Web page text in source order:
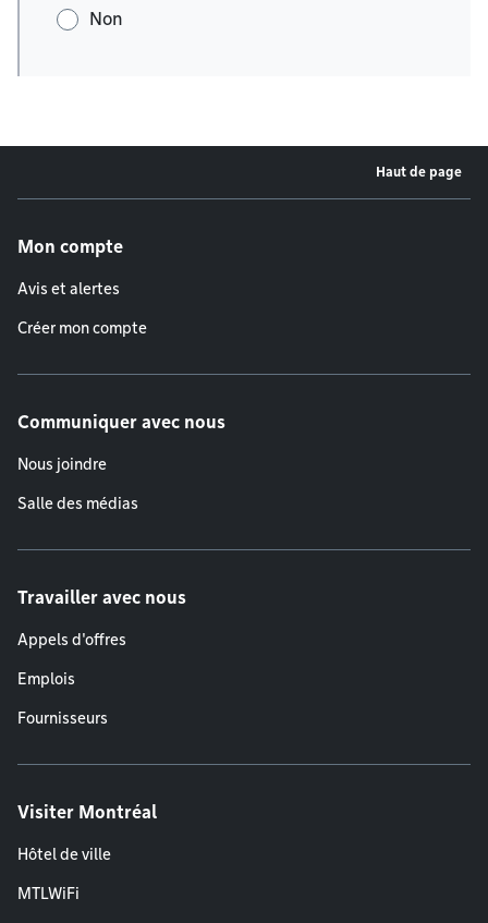
Non
Haut de page
Mon compte
Avis et alertes
Créer mon compte
Communiquer avec nous
Nous joindre
Salle des médias
Travailler avec nous
Appels d'offres
Emplois
Fournisseurs
Visiter Montréal
Hôtel de ville
MTLWiFi